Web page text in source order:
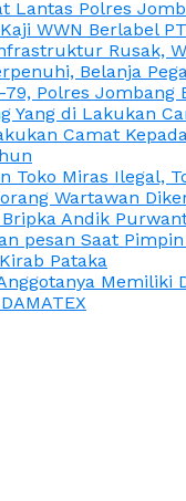
Lantas Polres
WWN Berlabel
Rusak,
Belanja
Polres
Yang di Lakukan
Camat
Miras Ilegal,
Wartawan
Andik
pesan Saat
Pataka